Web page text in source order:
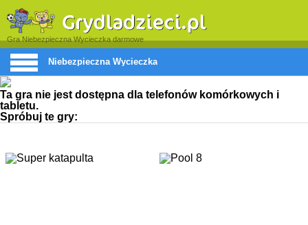
Gra Niebezpieczna Wycieczka darmowe
Niebezpieczna Wycieczka
Ta gra nie jest dostępna dla telefonów komórkowych i
tabletu.
Spróbuj te gry: